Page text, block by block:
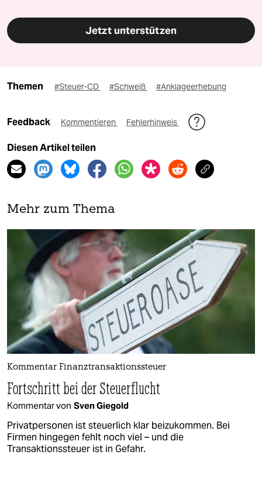
Jetzt unterstützen
Themen #Steuer-CD #Schweiß #Anklageerhebung
Feedback Kommentieren Fehlerhinweis
Diesen Artikel teilen
Mehr zum Thema
Kommentar Finanztransaktionssteuer
Fortschritt bei der Steuerflucht
Kommentar von Sven Giegold
Privatpersonen ist steuerlich klar beizukommen. Bei
Firmen hingegen fehlt noch viel – und die
Transaktionssteuer ist in Gefahr.